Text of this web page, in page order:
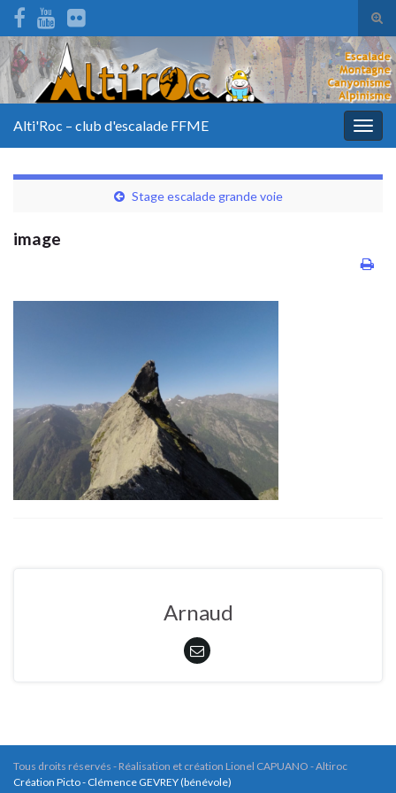
Alti'Roc – club d'escalade FFME
Stage escalade grande voie
image
Arnaud
Tous droits réservés - Réalisation et création Lionel CAPUANO - Altiroc
Création Picto - Clémence GEVREY (bénévole)